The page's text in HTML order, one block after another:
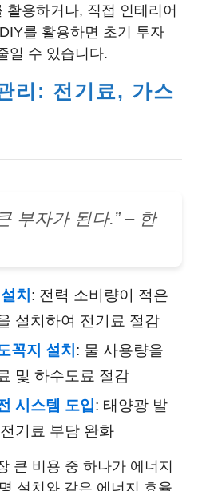
활용하거나, 직접 인테리어
를 활용하면 초기 투자
일 수 있습니다.
리: 전기료, 가스
부자가 된다.” – 한
치 : 전력 소비량이 적은
설치하여 전기료 절감
꼭지 설치 : 물 사용량을
및 하수도료 절감
시스템 도입: 태양광 발
기료 부담 완화
큰 비용 중 하나가 에너지
설치와 같은 에너지 효율